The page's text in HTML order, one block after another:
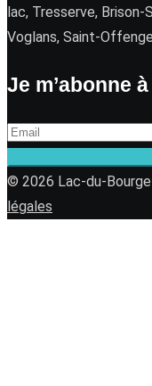
lac, Tresserve,
Voglans, Saint-
Je m’abonne
© 2026 Lac-du-
légales